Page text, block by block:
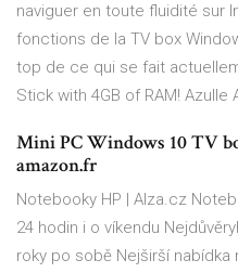
naviguer en toute fluidité sur
fonctions de la TV box
top de ce qui se fait
Stick with 4GB of RAM! Azulle
Mini PC Windows 10 TV
amazon.fr
Notebooky HP | Alza.cz
24 hodin i o víkendu
roky po sobě Nejširší nabídka